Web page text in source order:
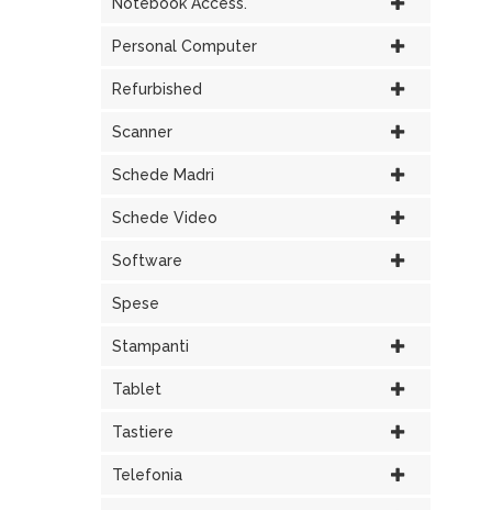
Personal Computer
Refurbished
Scanner
Schede Madri
Schede Video
Software
Spese
Stampanti
Tablet
Tastiere
Telefonia